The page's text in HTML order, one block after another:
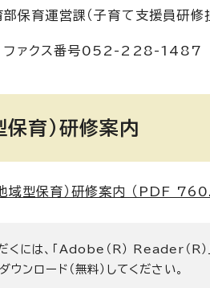
保育運営課（子育て支援員研修
ァクス番号052-228-1487
育）研修案内
域型保育）研修案内 （PDF
くには、「Adobe（R） Reader（R
ウンロード（無料）してください。